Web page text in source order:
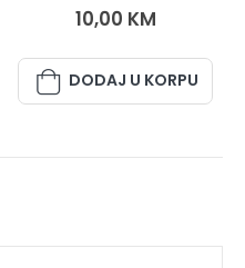
10,00 KM
DODAJ U KORPU